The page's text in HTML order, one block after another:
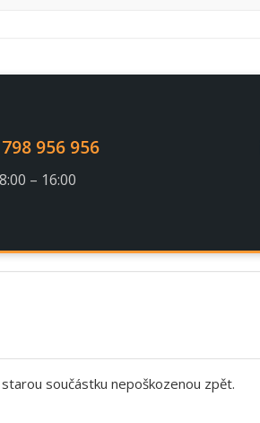
956 956
– 16:00
součástku nepoškozenou zpět.